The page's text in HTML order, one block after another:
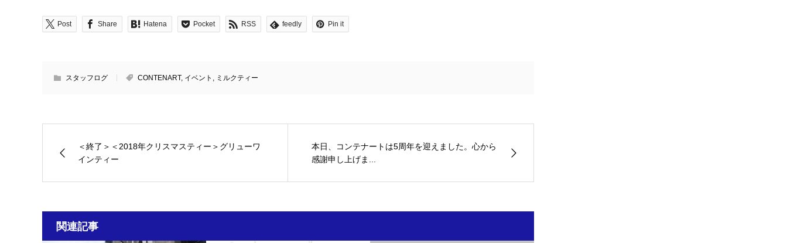
Post Share Hatena Pocket RSS feedly Pin it
スタッフログ CONTENART, イベント , ミルクティー
＜終了＞＜2018年クリスマスティー＞グリューワ
インティー
本日、コンテナートは5周年を迎えました。心から
感謝申し上げま...
関連記事